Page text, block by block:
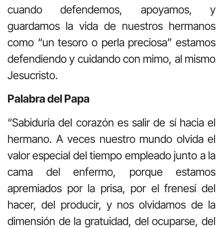
cuando defendemos, apoyamos, y
guardamos la vida de nuestros hermanos
como “un tesoro o perla preciosa” estamos
defendiendo y cuidando con mimo, al mismo
Jesucristo.
Palabra del Papa
“Sabiduría del corazón es salir de sí hacia el
hermano. A veces nuestro mundo olvida el
valor especial del tiempo empleado junto a la
cama del enfermo, porque estamos
apremiados por la prisa, por el frenesí del
hacer, del producir, y nos olvidamos de la
dimensión de la gratuidad, del ocuparse, del